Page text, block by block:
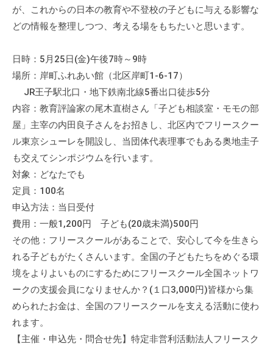
情
報
場
す
。
様
々
な
催
し
・
講
開
、
会
場
が、これからの日本の教育や不登校の子どもに与える影響な
どの情報を整理しつつ、考える場をもちたいと思います。
日時：5月25日(金)午後7時～9時
場所：岸町ふれあい館（北区岸町1-6-17）
JR王子駅北口・地下鉄南北線5番出口徒歩5分
内容：教育評論家の尾木直樹さん「子ども相談室・モモの部
屋」主宰の内田良子さんをお招きし、北区内でフリースクー
ル東京シューレを開設し、当団体代表理事でもある奥地圭子
も交えてシンポジウムを行います。
対象：どなたでも
定員：100名
申込方法：当日受付
費用：一般1,200円 子ども(20歳未満)500円
その他：フリースクールがあることで、安心して今を生きら
れる子どもがたくさんいます。全国の子どもたちをめぐる環
境をよりよいものにするためにフリースクール全国ネットワ
ークの支援会員になりませんか？(１口3,000円)皆様から集
められたお金は、全国のフリースクールを支える活動に使わ
れます。
【主催・申込先・問合せ先】特定非営利活動法人フリースク